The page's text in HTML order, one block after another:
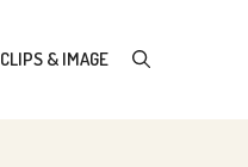
CLIPS & IMAGE